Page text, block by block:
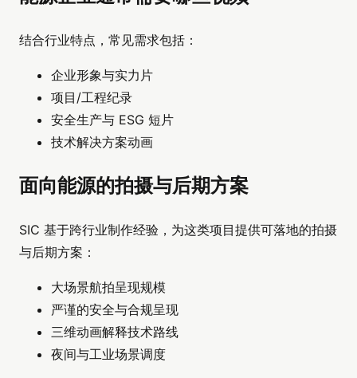
结合行业特点，常见需求包括：
企业形象与实力片
项目/工程纪录
安全生产与 ESG 短片
技术解决方案动画
面向能源的拍摄与后期方案
SIC 基于跨行业制作经验，为这类项目提供可落地的拍摄
与后期方案：
大场景航拍呈现规模
严谨的安全与合规呈现
三维动画解释技术路线
夜间与工业场景调度